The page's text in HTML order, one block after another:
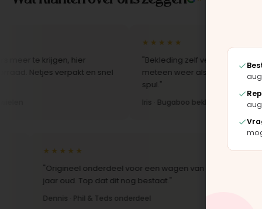
krijgen, hier
verpakt en snel
★★★★★
"Bekleding zelf vervangen met de set,
meteen weer als nieuw uit. Duidelijk
Iris · Bugaboo bekleding
★★★★★
"Origineel onderdeel voor een wagen van 10
jaar oud. Top dat dit nog bestaat."
Dennis · Phil & Teds onderdeel
"Snelle